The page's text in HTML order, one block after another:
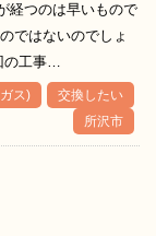
経つのは早いもので
ではないのでしょ
の工事…
ス)
交換したい
所沢市